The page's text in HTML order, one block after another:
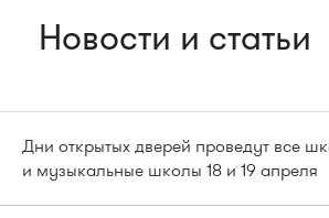
Новости и статьи
Дни открытых дверей проведут все
и музыкальные школы 18 и 19 апреля